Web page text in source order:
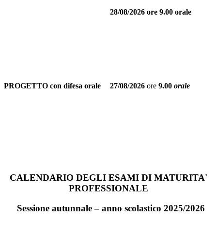
28/08/2026 ore 9.00 orale
PROGETTO con difesa orale 27/08/2026 ore 9.00 orale
CALENDARIO DEGLI ESAMI DI MATURITA'
PROFESSIONALE
Sessione autunnale – anno scolastico 2025/2026